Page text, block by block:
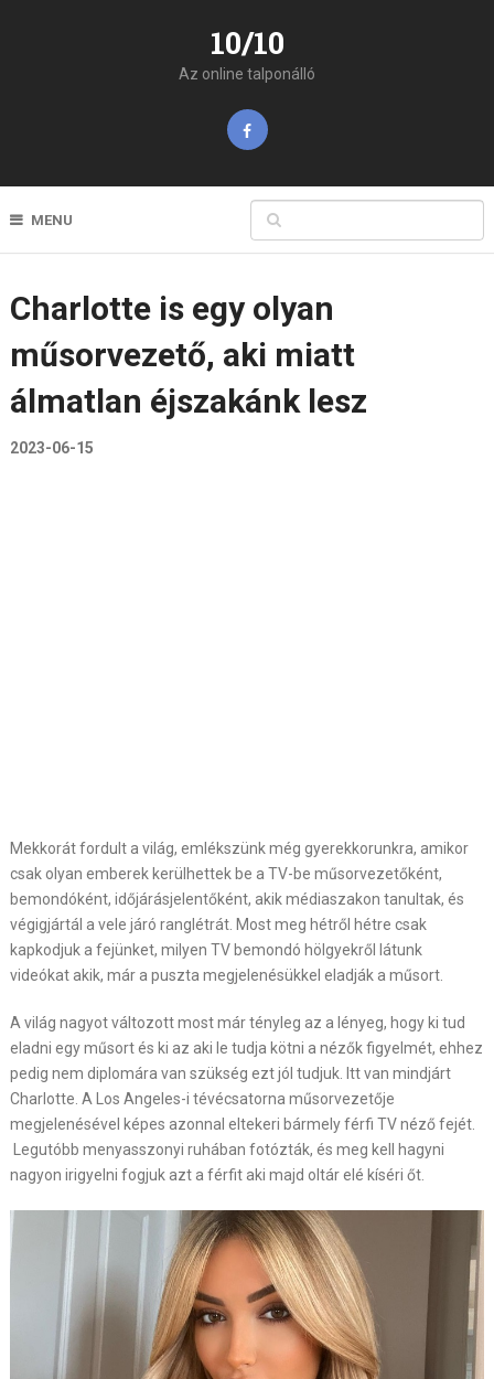
10/10
Az online talponálló
MENU
Charlotte is egy olyan
műsorvezető, aki miatt
álmatlan éjszakánk lesz
2023-06-15
Mekkorát fordult a világ, emlékszünk még gyerekkorunkra, amikor
csak olyan emberek kerülhettek be a TV-be műsorvezetőként,
bemondóként, időjárásjelentőként, akik médiaszakon tanultak, és
végigjártál a vele járó ranglétrát. Most meg hétről hétre csak
kapkodjuk a fejünket, milyen TV bemondó hölgyekről látunk
videókat akik, már a puszta megjelenésükkel eladják a műsort.
A világ nagyot változott most már tényleg az a lényeg, hogy ki tud
eladni egy műsort és ki az aki le tudja kötni a nézők figyelmét, ehhez
pedig nem diplomára van szükség ezt jól tudjuk. Itt van mindjárt
Charlotte. A Los Angeles-i tévécsatorna műsorvezetője
megjelenésével képes azonnal eltekeri bármely férfi TV néző fejét.
Legutóbb menyasszonyi ruhában fotózták, és meg kell hagyni
nagyon irigyelni fogjuk azt a férfit aki majd oltár elé kíséri őt.